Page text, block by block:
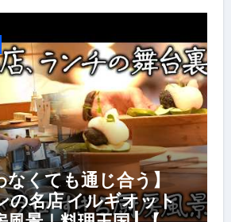
なくても通じ合う】
の名店 イルギオット